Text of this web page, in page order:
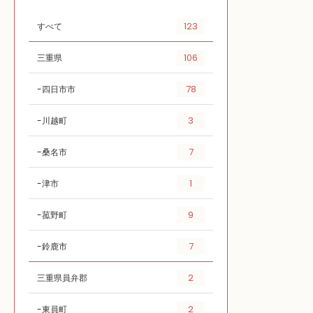
すべて 123
三重県 106
四日市市 78
川越町 3
桑名市 7
津市 1
菰野町 9
鈴鹿市 7
三重県員弁郡 2
東員町 2